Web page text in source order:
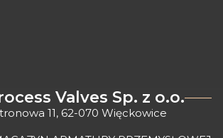
Valves Sp. z o.o.
11, 62-070 Więckowice